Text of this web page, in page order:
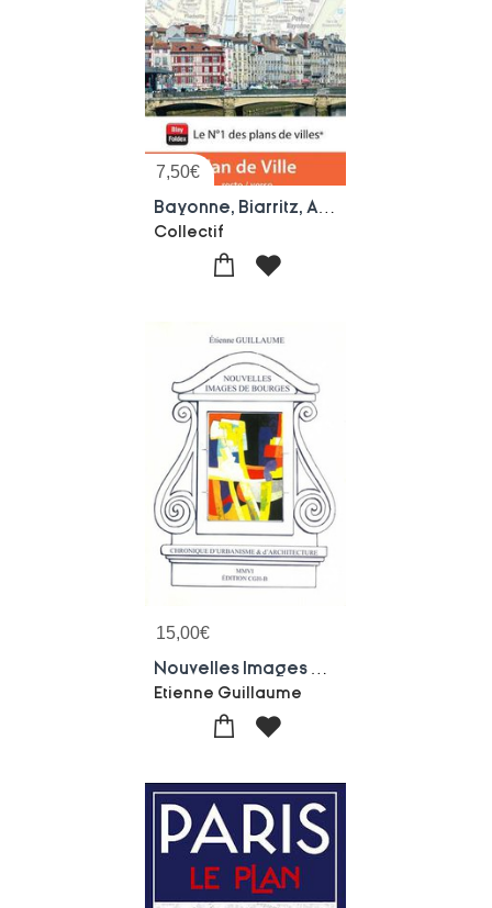
7,50€
Collectif
15,00€
Etienne Guillaume